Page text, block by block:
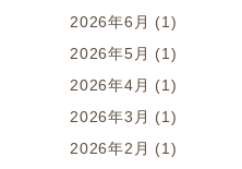
2026年6月 (1)
2026年5月 (1)
2026年4月 (1)
2026年3月 (1)
2026年2月 (1)